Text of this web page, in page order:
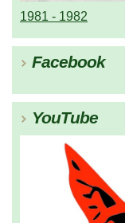
1981 - 1982
Facebook
YouTube